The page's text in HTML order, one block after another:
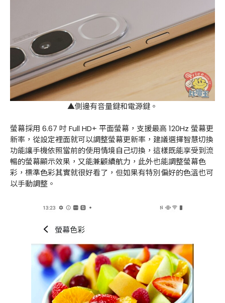
▲側邊有音量鍵和電源鍵。
螢幕採用 6.67 吋 Full HD+ 平面螢幕，支援最高 120Hz 螢幕更
新率，從設定裡面就可以調整螢幕更新率，建議選擇智慧切換
功能讓手機依照當前的使用情境自己切換，這樣既能享受到流
暢的螢幕顯示效果，又能兼顧續航力，此外也能調整螢幕色
彩，標準色彩其實就很好看了，但如果有特別偏好的色溫也可
以手動調整。